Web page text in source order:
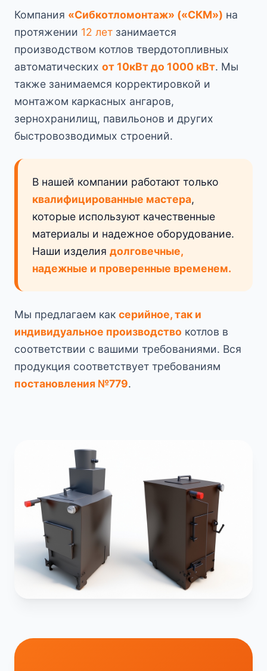
Компания «Сибкотломонтаж» («СКМ») на
протяжении 12 лет занимается
производством котлов твердотопливных
автоматических от 10кВт до 1000 кВт. Мы
также занимаемся корректировкой и
монтажом каркасных ангаров,
зернохранилищ, павильонов и других
быстровозводимых строений.
В нашей компании работают только
квалифицированные мастера,
которые используют качественные
материалы и надежное оборудование.
Наши изделия долговечные,
надежные и проверенные временем.
Мы предлагаем как серийное, так и
индивидуальное производство котлов в
соответствии с вашими требованиями. Вся
продукция соответствует требованиям
постановления №779.